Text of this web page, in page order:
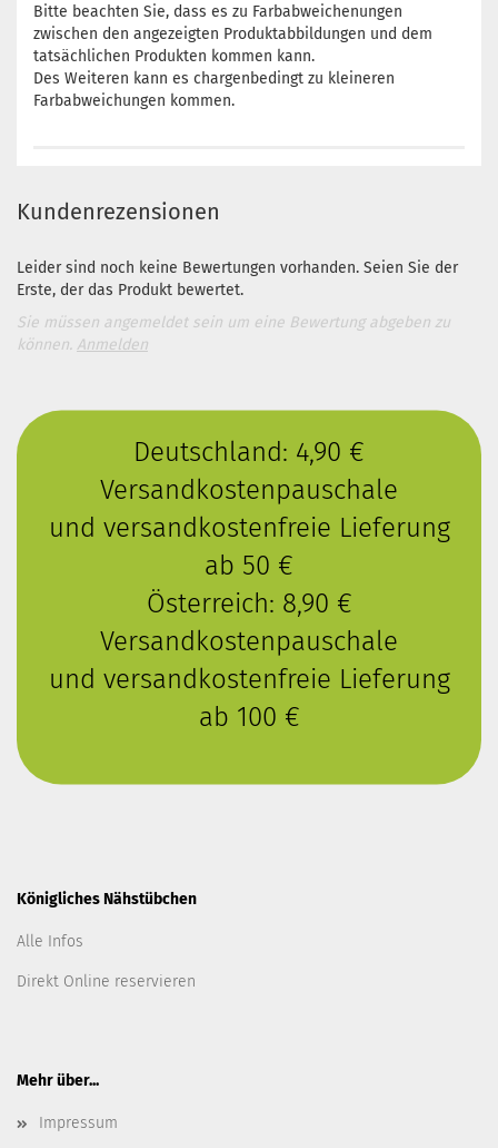
Bitte beachten Sie, dass es zu Farbabweichenungen
zwischen den angezeigten Produktabbildungen und dem
tatsächlichen Produkten kommen kann.
Des Weiteren kann es chargenbedingt zu kleineren
Farbabweichungen kommen.
Kundenrezensionen
Leider sind noch keine Bewertungen vorhanden. Seien Sie der
Erste, der das Produkt bewertet.
Sie müssen angemeldet sein um eine Bewertung abgeben zu
können. Anmelden
Deutschland: 4,90 €
Versandkostenpauschale
und versandkostenfreie Lieferung
ab 50 €
Österreich: 8,90 €
Versandkostenpauschale
und versandkostenfreie Lieferung
ab 100 €
Königliches Nähstübchen
Alle Infos
Direkt Online reservieren
Mehr über...
Impressum